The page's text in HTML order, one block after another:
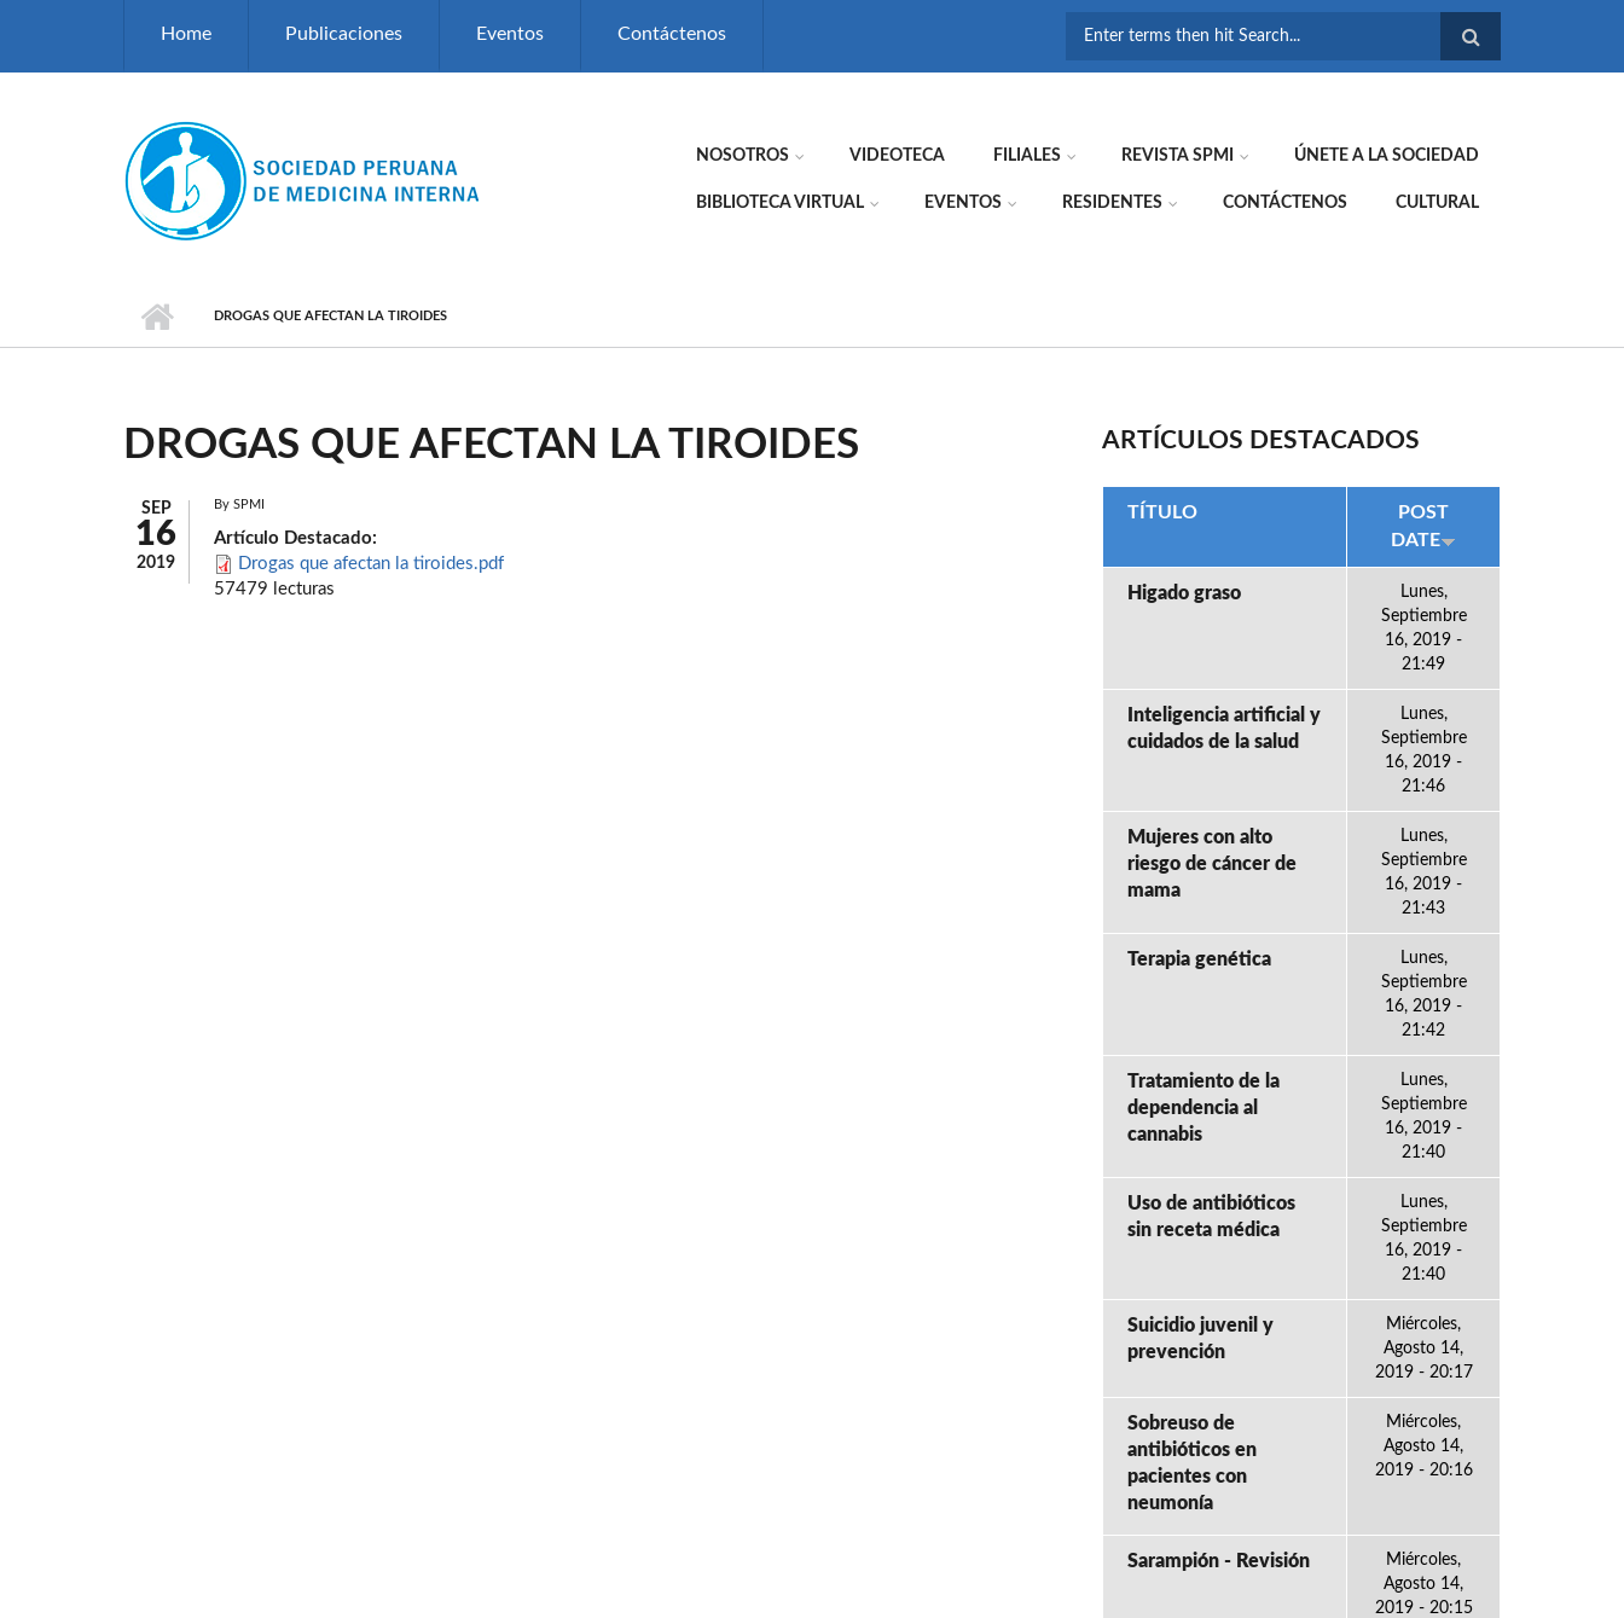
Home Publicaciones Eventos Contáctenos
NOSOTROS VIDEOTECA FILIALES REVISTA SPMI ÚNETE A LA SOCIEDAD
BIBLIOTECA VIRTUAL EVENTOS RESIDENTES CONTÁCTENOS CULTURAL
DROGAS QUE AFECTAN LA TIROIDES
DROGAS QUE AFECTAN LA TIROIDES
SEP
16
2019
By SPMI
Artículo Destacado:
Drogas que afectan la tiroides.pdf
57479 lecturas
ARTÍCULOS DESTACADOS
TÍTULO
POST
DATE
Higado graso
Lunes,
Septiembre
16, 2019 -
21:49
Inteligencia artificial y
cuidados de la salud
Lunes,
Septiembre
16, 2019 -
21:46
Mujeres con alto
riesgo de cáncer de
mama
Lunes,
Septiembre
16, 2019 -
21:43
Terapia genética
Lunes,
Septiembre
16, 2019 -
21:42
Tratamiento de la
dependencia al
cannabis
Lunes,
Septiembre
16, 2019 -
21:40
Uso de antibióticos
sin receta médica
Lunes,
Septiembre
16, 2019 -
21:40
Suicidio juvenil y
prevención
Miércoles,
Agosto 14,
2019 - 20:17
Sobreuso de
antibióticos en
pacientes con
neumonía
Miércoles,
Agosto 14,
2019 - 20:16
Sarampión - Revisión
Miércoles,
Agosto 14,
2019 - 20:15